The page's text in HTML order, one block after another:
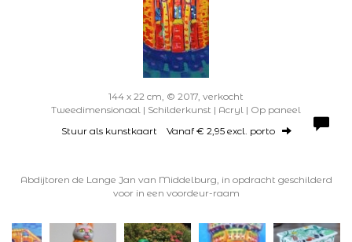
144 x 22 cm, © 2017, verkocht
Tweedimensionaal | Schilderkunst | Acryl | Op paneel
Stuur als kunstkaart Vanaf € 2,95 excl. porto
Abdijtoren de Lange Jan van Middelburg, in opdracht geschilderd
voor in een voordeur-raam